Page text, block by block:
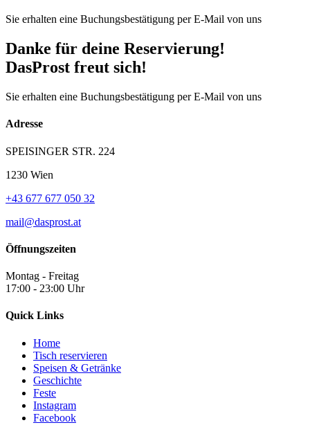
Sie erhalten eine Buchungsbestätigung per E-Mail von uns
Danke für deine Reservierung!
DasProst freut sich!
Sie erhalten eine Buchungsbestätigung per E-Mail von uns
Adresse
SPEISINGER STR. 224
1230 Wien
+43 677 677 050 32
mail@dasprost.at
Öffnungszeiten
Montag - Freitag
17:00 - 23:00 Uhr
Quick Links
Home
Tisch reservieren
Speisen & Getränke
Geschichte
Feste
Instagram
Facebook